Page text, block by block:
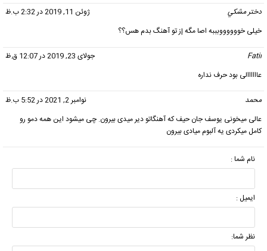
دختر مشكي
ژوئن 11, 2019 در 2:32 ب.ظ
خیلی خووووووبببه اصا مگه إز تو آهنگ بدم هس؟؟
Fatii
جولای 23, 2019 در 12:07 ق.ظ
عاااااالی بود حرف نداره
محمد
نوامبر 2, 2021 در 5:52 ب.ظ
عالی میخونی یوسف جان حیف که آهنگاتو دیر میدی بیرون. چی میشود این همه دمو رو
کامل میکردی یه آلبوم میادی بیرون
نام شما :
ایمیل :
نظر شما: